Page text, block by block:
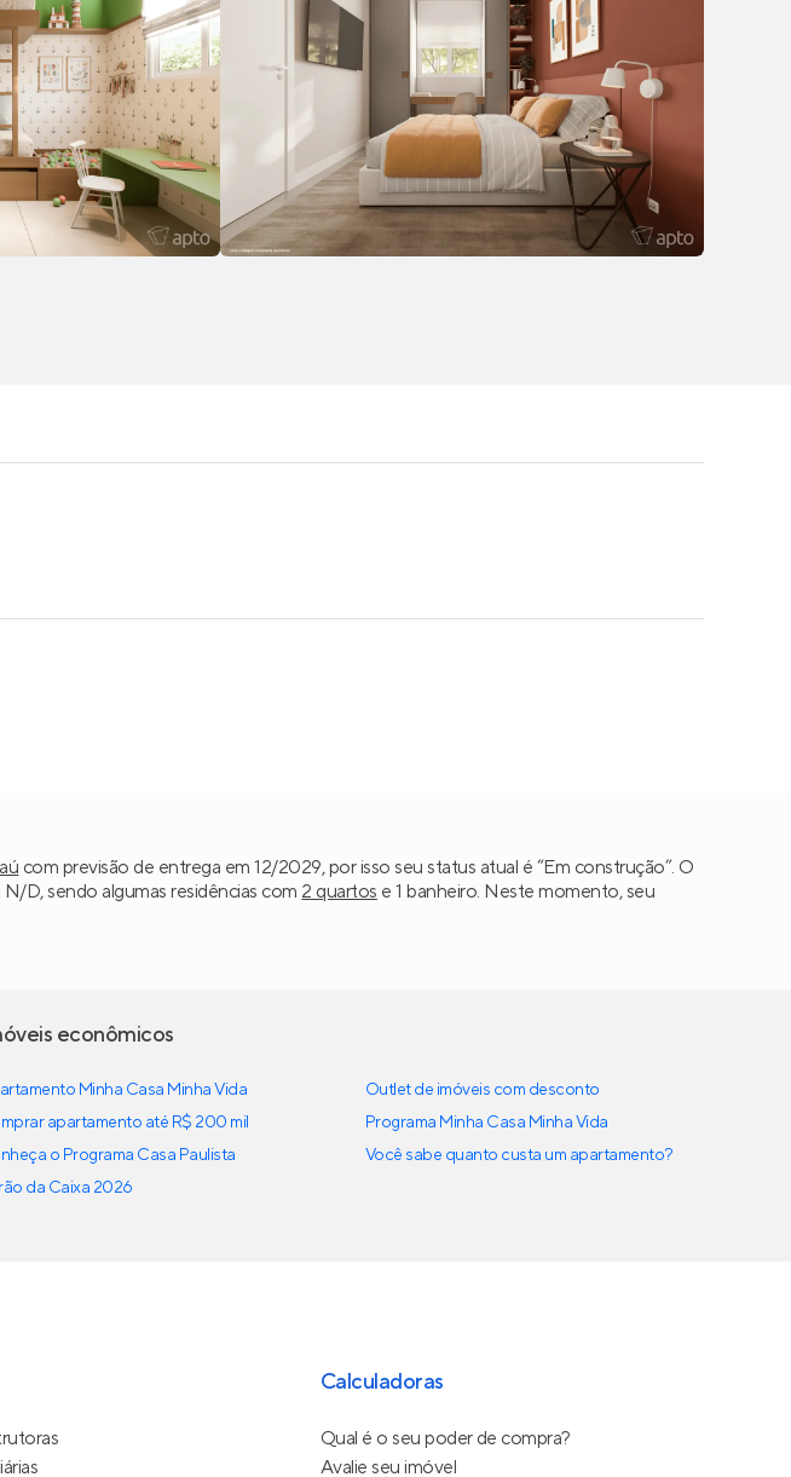
com previsão de entrega em 12/2029, por isso seu status atual é “Em construção”. O
D, sendo algumas residências com 2 quartos e 1 banheiro. Neste momento, seu
econômicos
Minha Casa Minha Vida
apartamento até R$ 200 mil
o Programa Casa Paulista
da Caixa 2026
Outlet de imóveis com desconto
Programa Minha Casa Minha Vida
Você sabe quanto custa um apartamento?
Calculadoras
Qual é o seu poder de compra?
Avalie seu imóvel